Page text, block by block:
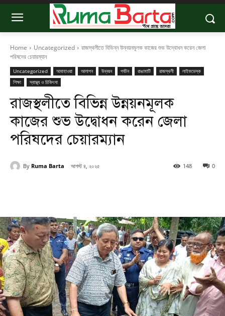
Home Uncategorized
রাজস্থলীতে বিভিন্ন উন্নয়নমূলক কাজের শুভ উদ্বোধন করেন জেলা
পরিষদের চেয়ারম্যান
Uncategorized আবাহাওয়া আলাপন উন্নয়ন পর্যটন রাঙামাটি রাজস্থলী
লাইফডেস্ক
শিক্ষা
স্বাস্থ্য ও চিকিৎসা
রাজস্থলীতে বিভিন্ন উন্নয়নমূলক
কাজের শুভ উদ্বোধন করেন জেলা
পরিষদের চেয়ারম্যান
By Ruma Barta আগস্ট ৪, ২০২৫ 0
148